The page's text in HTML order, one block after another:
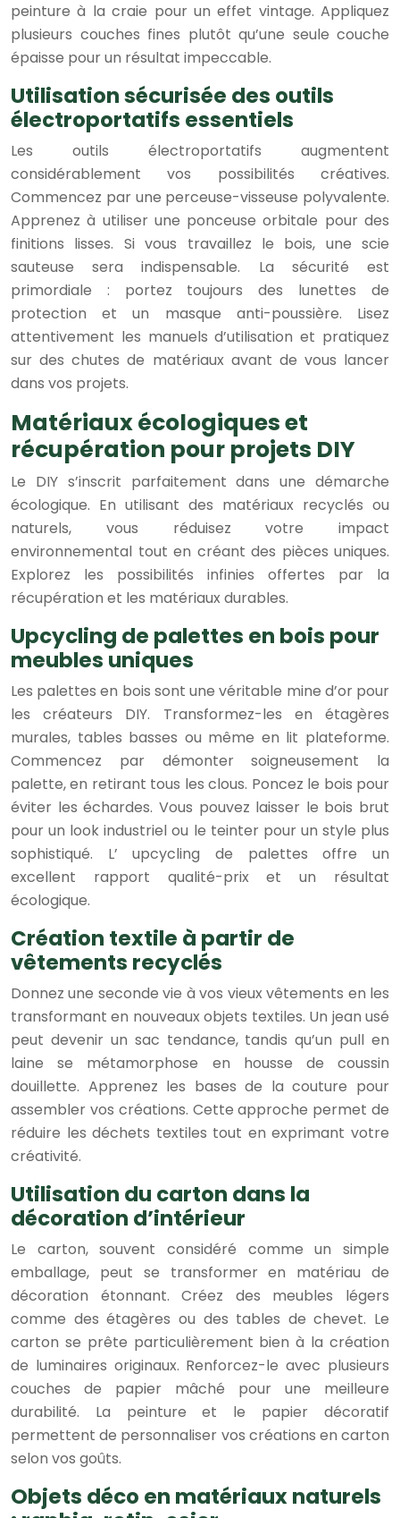
peinture à la craie pour un effet vintage. Appliquez
plusieurs couches fines plutôt qu’une seule couche
épaisse pour un résultat impeccable.
Utilisation sécurisée des outils
électroportatifs essentiels
Les outils électroportatifs augmentent
considérablement vos possibilités créatives.
Commencez par une perceuse-visseuse polyvalente.
Apprenez à utiliser une ponceuse orbitale pour des
finitions lisses. Si vous travaillez le bois, une scie
sauteuse sera indispensable. La sécurité est
primordiale : portez toujours des lunettes de
protection et un masque anti-poussière. Lisez
attentivement les manuels d’utilisation et pratiquez
sur des chutes de matériaux avant de vous lancer
dans vos projets.
Matériaux écologiques et
récupération pour projets DIY
Le DIY s’inscrit parfaitement dans une démarche
écologique. En utilisant des matériaux recyclés ou
naturels, vous réduisez votre impact
environnemental tout en créant des pièces uniques.
Explorez les possibilités infinies offertes par la
récupération et les matériaux durables.
Upcycling de palettes en bois pour
meubles uniques
Les palettes en bois sont une véritable mine d’or pour
les créateurs DIY. Transformez-les en étagères
murales, tables basses ou même en lit plateforme.
Commencez par démonter soigneusement la
palette, en retirant tous les clous. Poncez le bois pour
éviter les échardes. Vous pouvez laisser le bois brut
pour un look industriel ou le teinter pour un style plus
sophistiqué. L’ upcycling de palettes offre un
excellent rapport qualité-prix et un résultat
écologique.
Création textile à partir de
vêtements recyclés
Donnez une seconde vie à vos vieux vêtements en les
transformant en nouveaux objets textiles. Un jean usé
peut devenir un sac tendance, tandis qu’un pull en
laine se métamorphose en housse de coussin
douillette. Apprenez les bases de la couture pour
assembler vos créations. Cette approche permet de
réduire les déchets textiles tout en exprimant votre
créativité.
Utilisation du carton dans la
décoration d’intérieur
Le carton, souvent considéré comme un simple
emballage, peut se transformer en matériau de
décoration étonnant. Créez des meubles légers
comme des étagères ou des tables de chevet. Le
carton se prête particulièrement bien à la création
de luminaires originaux. Renforcez-le avec plusieurs
couches de papier mâché pour une meilleure
durabilité. La peinture et le papier décoratif
permettent de personnaliser vos créations en carton
selon vos goûts.
Objets déco en matériaux naturels